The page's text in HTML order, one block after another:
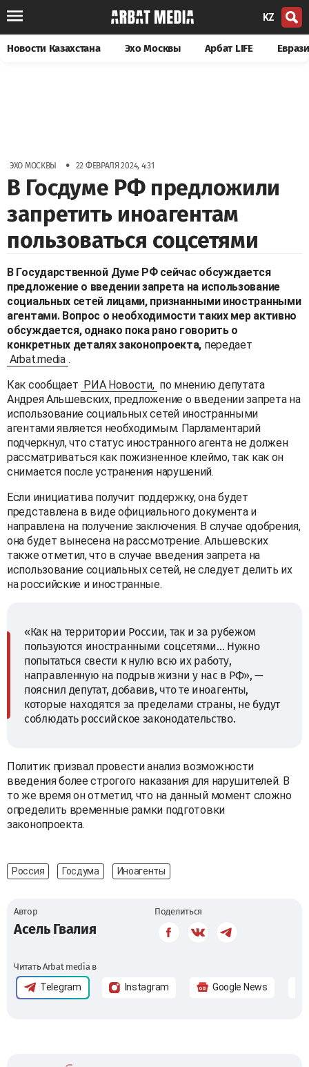
KZ
Новости Казахстана Эхо Москвы Арбат LIFE
ЭХО МОСКВЫ • 22 ФЕВРАЛЯ 2024, 4:31
В Госдуме РФ предложили
запретить иноагентам
пользоваться соцсетями
В Государственной Думе РФ сейчас обсуждается
предложение о введении запрета на использование
социальных сетей лицами, признанными иностранными
агентами. Вопрос о необходимости таких мер активно
обсуждается, однако пока рано говорить о
конкретных деталях законопроекта, передает
Arbat.media .
Как сообщает РИА Новости, по мнению депутата
Андрея Альшевских, предложение о введении запрета на
использование социальных сетей иностранными
агентами является необходимым. Парламентарий
подчеркнул, что статус иностранного агента не должен
рассматриваться как пожизненное клеймо, так как он
снимается после устранения нарушений.
Если инициатива получит поддержку, она будет
представлена в виде официального документа и
направлена на получение заключения. В случае одобрения,
она будет вынесена на рассмотрение. Альшевских
также отметил, что в случае введения запрета на
использование социальных сетей, не следует делить их
на российские и иностранные.
«Как на территории России, так и за рубежом
пользуются иностранными соцсетями... Нужно
попытаться свести к нулю всю их работу,
направленную на подрыв жизни у нас в РФ», —
пояснил депутат, добавив, что те иноагенты,
которые находятся за пределами страны, не будут
соблюдать российское законодательство.
Политик призвал провести анализ возможности
введения более строгого наказания для нарушителей. В
то же время он отметил, что на данный момент сложно
определить временные рамки подготовки
законопроекта.
Россия Госдума Иноагенты
Автор
Асель Гвалия
Поделиться
Читать Arbat media в
Telegram Instagram Google News